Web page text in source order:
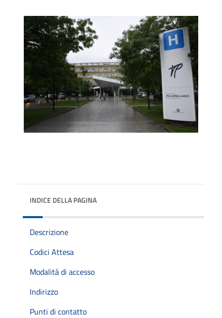
INDICE DELLA PAGINA
Descrizione
Codici Attesa
Modalità di accesso
Indirizzo
Punti di contatto